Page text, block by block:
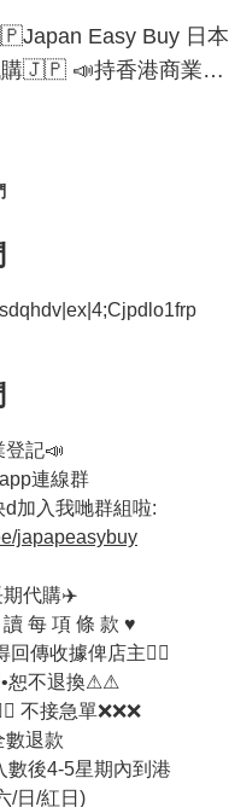
Easy Buy 日本
🇯🇵 📣持香港商業登
登記📣
連線群
japapeasybuy
代購✈️
每 項 條 款 ♥️
回傳收據俾店主✌🏻
恕不退換⚠⚠
不接急單❌❌❌
數退款
數後4-5星期內到港